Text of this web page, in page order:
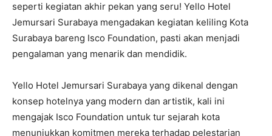
seperti kegiatan akhir pekan yang seru! Yello Hotel
Jemursari Surabaya mengadakan kegiatan keliling Kota
Surabaya bareng Isco Foundation, pasti akan menjadi
pengalaman yang menarik dan mendidik.
Yello Hotel Jemursari Surabaya yang dikenal dengan
konsep hotelnya yang modern dan artistik, kali ini
mengajak Isco Foundation untuk tur sejarah kota
menunjukkan komitmen mereka terhadap pelestarian